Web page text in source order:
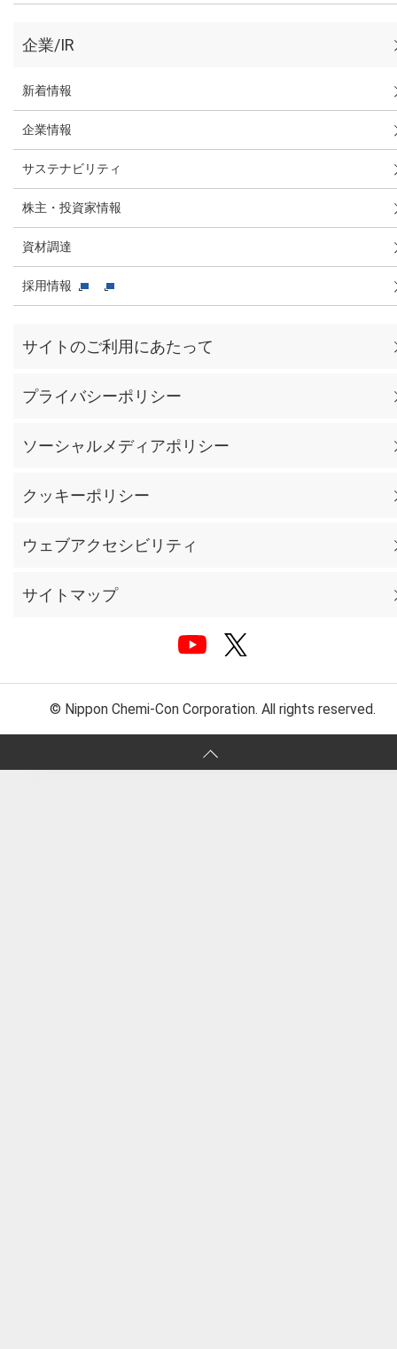
企業/IR
新着情報
企業情報
サステナビリティ
株主・投資家情報
資材調達
採用情報
サイトのご利用にあたって
プライバシーポリシー
ソーシャルメディアポリシー
クッキーポリシー
ウェブアクセシビリティ
サイトマップ
© Nippon Chemi-Con Corporation. All rights reserved.